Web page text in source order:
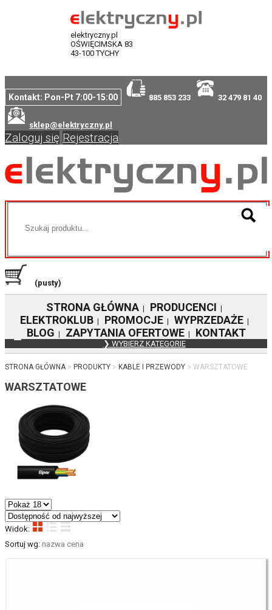
elektryczny.pl
OŚWIĘCIMSKA 83
43-100 TYCHY
Kontakt: Pon-Pt 7:00-15:00 885 853 233 32 479 81 40
sklep@elektryczny.pl
Zaloguj się Rejestracja
(pusty)
STRONA GŁÓWNA PRODUCENCI
ELEKTROKLUB| PROMOCJE| WYPRZEDAŻE|
BLOG ZAPYTANIA OFERTOWE| KONTAKT
❯ WYBIERZ KATEGORIE
STRONA GŁÓWNA PRODUKTY KABLE I PRZEWODY WARSZTATOWE
WARSZTATOWE
Widok:
Sortuj wg: nazwa cena